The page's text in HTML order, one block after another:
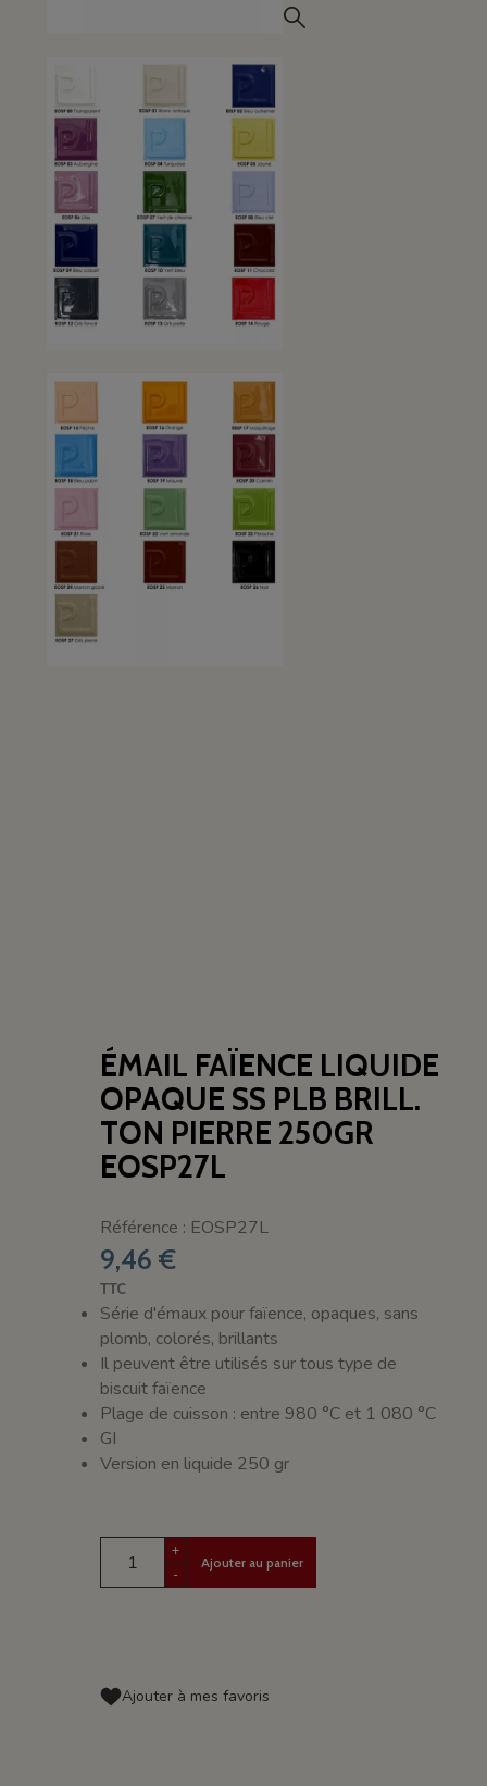
ÉMAIL FAÏENCE LIQUIDE
OPAQUE SS PLB BRILL.
TON PIERRE 250GR
EOSP27L
Référence : EOSP27L
9,46 €
TTC
Série d'émaux pour faïence, opaques, sans
plomb, colorés, brillants
Il peuvent être utilisés sur tous type de
biscuit faïence
Plage de cuisson : entre 980 °C et 1 080 °C
GI
Version en liquide 250 gr
+
-
Ajouter au panier
Ajouter à mes favoris